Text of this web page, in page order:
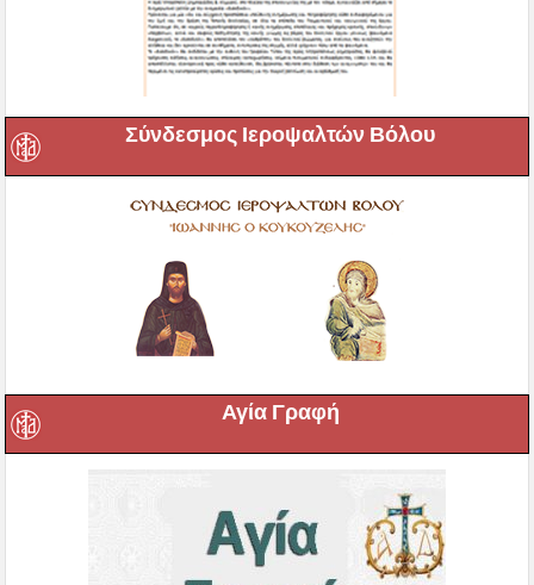
Σύνδεσμος Ιεροψαλτών Βόλου
Αγία Γραφή